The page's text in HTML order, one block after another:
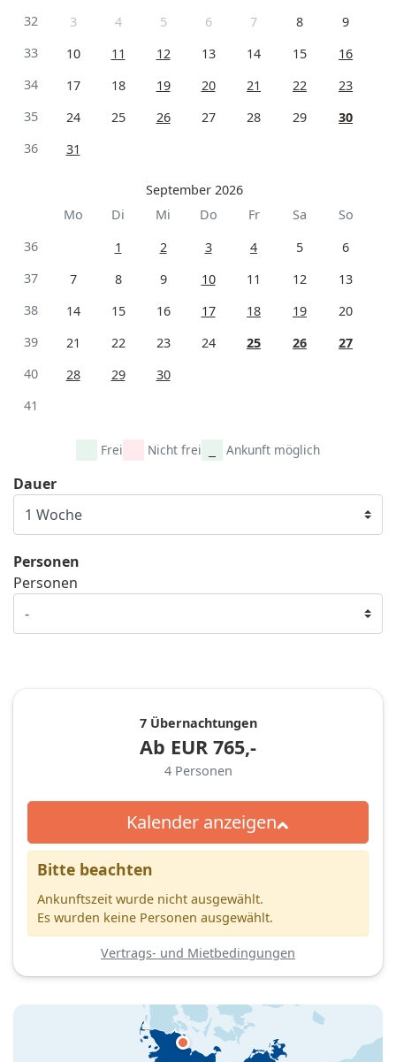
32
3 4 5 6 7 8
9
33
10 11 12 13 14 15
16
34
17 18 19 20 21 22
23
35
24 25 26 27 28 29
30
36
31
September 2026
Mo
Di Mi Do Fr Sa
So
36
1 2 3 4 5
6
37
7 8 9 10 11 12
13
38
14 15 16 17 18 19
20
39
21 22 23 24 25 26
27
40
28 29
30
41
Frei Nicht frei Ankunft möglich
Dauer
Personen
Personen
7 Übernachtungen
Ab EUR 765,-
4 Personen
Kalender anzeigen
Bitte beachten
Ankunftszeit wurde nicht ausgewählt.
Es wurden keine Personen ausgewählt.
Vertrags- und Mietbedingungen